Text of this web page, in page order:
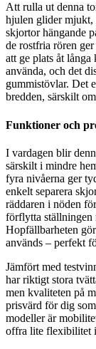
Att rulla ut denna
hjulen glider mjukt,
skjortor hängande
de rostfria rören
att ge plats åt
använda, och det
gummistövlar. Det
bredden, särskilt
Funktioner och
I vardagen blir
särskilt i mindre
fyra nivåerna ger
enkelt separera
räddaren i nöden
förflytta ställningen
Hopfällbarheten
används – perfekt
Jämfört med
har riktigt stora
men kvaliteten på
prisvärd för dig
modeller är
offra lite flexibilitet